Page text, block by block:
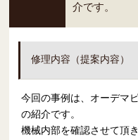
介です。
修理内容（提案内容）
今回の事例は、オーデマ
の紹介です。
機械内部を確認させて頂